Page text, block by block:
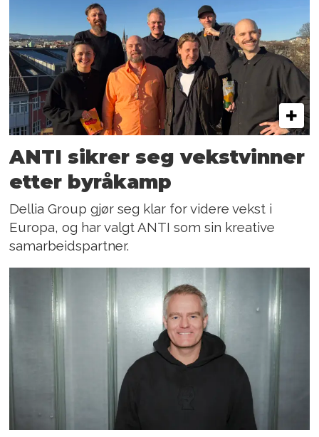
ANTI sikrer seg vekstvinner
etter byråkamp
Dellia Group gjør seg klar for videre vekst i
Europa, og har valgt ANTI som sin kreative
samarbeidspartner.